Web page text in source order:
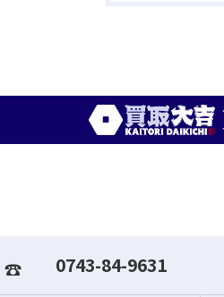
0743-84-9631